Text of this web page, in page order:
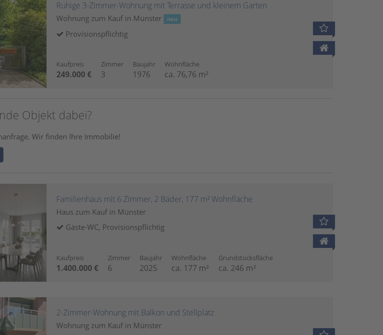
Ruhige 3-Zimmer-Wohnung mit Terrasse und kleinem Garten
Wohnung zum Kauf in Münster neu
Provisionspflichtig
Kaufpreis
249.000 €
Zimmer
3
Baujahr
1976
Wohnfläche
ca. 76,76 m²
Objekt dabei?
Wir finden Ihre Immobilie!
Familienhaus mit 6 Zimmer, 2 Bäder, 177 m² Wohnfläche
Haus zum Kauf in Münster
Gäste-WC, Provisionspflichtig
Kaufpreis
1.400.000 €
Zimmer
6
Baujahr
2025
Wohnfläche
ca. 177 m²
Grundstücksfläche
ca. 246 m²
2-Zimmer-Wohnung mit Balkon und Stellplatz
Wohnung zum Kauf in Münster